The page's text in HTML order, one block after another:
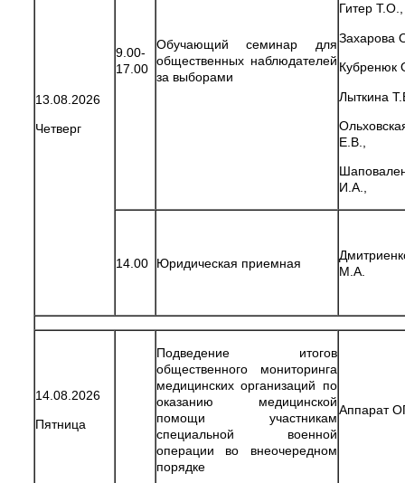
13.08.2026
Четверг
9.00-
17.00
Обучающий семинар для
общественных наблюдателей
за выборами
Гитер Т.О.,
Захарова
Кубренюк
Лыткина
Е.В.,
И.А.,
14.00 Юридическая приемная
М.А.
14.08.2026
Пятница
Подведение итогов
общественного мониторинга
медицинских организаций по
оказанию медицинской
помощи участникам
специальной военной
операции во внеочередном
порядке
Аппарат